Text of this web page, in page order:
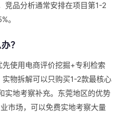
竞品分析通常安排在项目第1-2
。
？
使用电商评价挖掘+专利检索
物拆解可以只购买1-2款最核心
实地考察补充。东莞地区的优势
市场，可以免费实地考察大量